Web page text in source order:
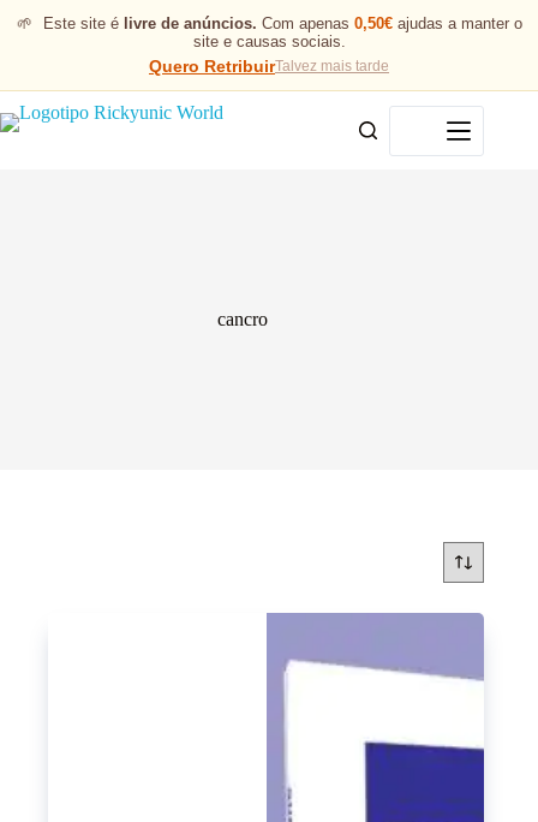
🌱 Este site é livre de anúncios. Com apenas 0,50€ajudas a manter o
site e causas sociais.
Quero RetribuirTalvez mais tarde
Menu
cancro